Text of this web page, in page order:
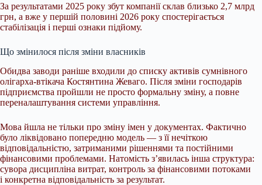
За результатами 2025 року збут компанії склав близько 2,7 млрд
грн, а вже у першій половині 2026 року спостерігається
стабілізація і перші ознаки підйому.
Що змінилося після зміни власників
Обидва заводи раніше входили до списку активів сумнівного
олігарха-втікача Костянтина Жеваго. Після зміни господарів
підприємства пройшли не просто формальну зміну, а повне
переналаштування системи управління.
Мова йшла не тільки про зміну імен у документах. Фактично
було ліквідовано попередню модель — з її нечіткою
відповідальністю, затриманими рішеннями та постійними
фінансовими проблемами. Натомість з’явилась інша структура:
сувора дисципліна витрат, контроль за фінансовими потоками
і конкретна відповідальність за результат.